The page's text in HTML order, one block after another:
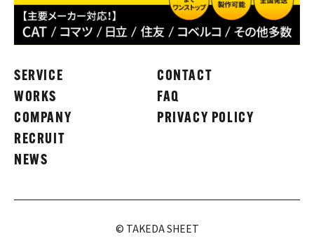
SERVICE
WORKS
COMPANY
RECRUIT
NEWS
CONTACT
FAQ
PRIVACY POLICY
© TAKEDA SHEET